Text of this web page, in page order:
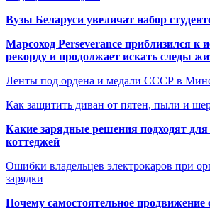
Вузы Беларуси увеличат набор
Марсоход Perseverance приблизился к
рекорду и продолжает искать следы
Ленты под ордена и медали СССР в
Как защитить диван от пятен, пыли и
Какие зарядные решения подходят
коттеджей
Ошибки владельцев электрокаров при
зарядки
Почему самостоятельное продвижение